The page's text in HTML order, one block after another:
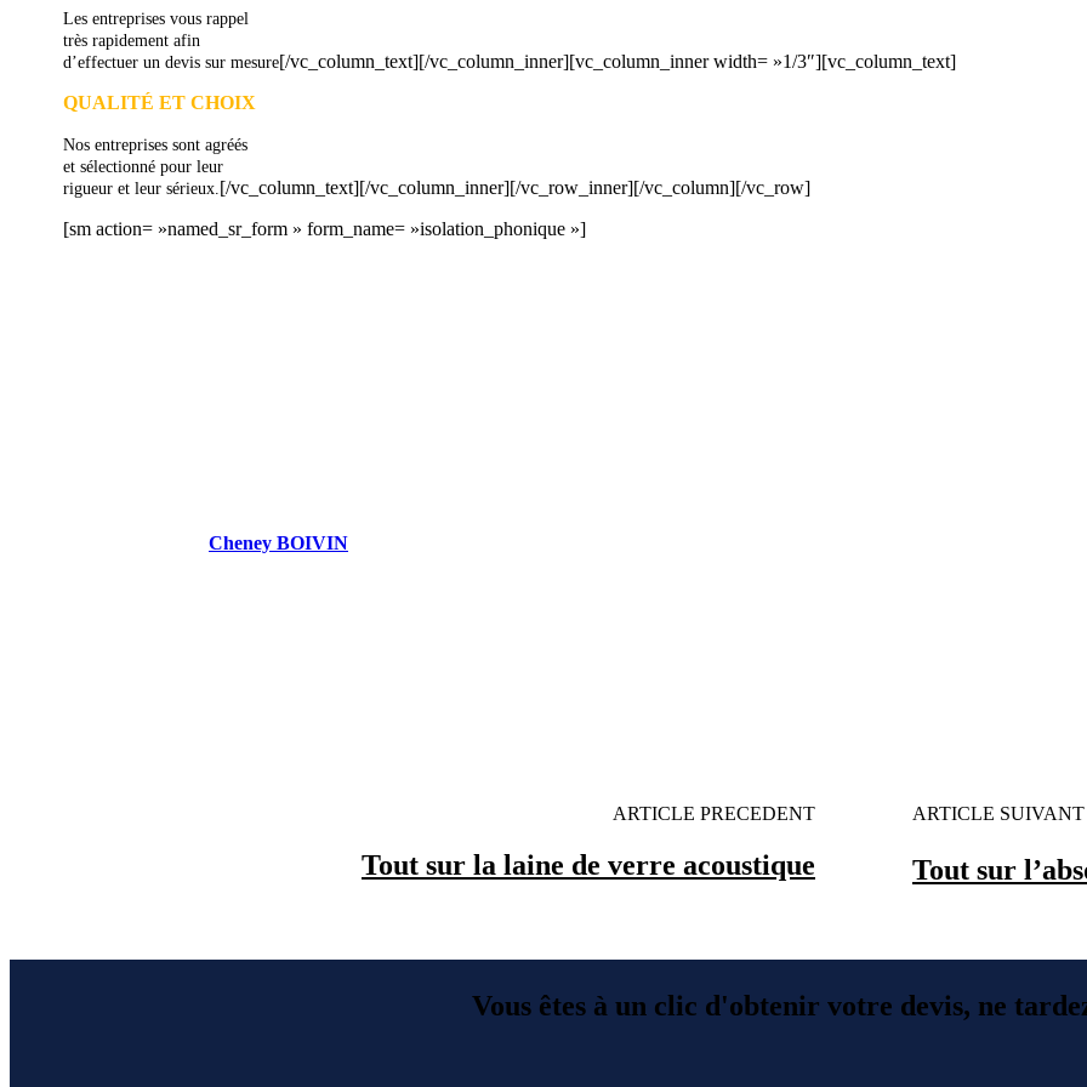
Les entreprises vous rappel
très rapidement afin
d’effectuer un devis sur mesure[/vc_column_text][/vc_column_inner][vc_column_inner width= »1/3″][vc_column_text]
QUALITÉ ET CHOIX
Nos entreprises sont agréés
et sélectionné pour leur
rigueur et leur sérieux.[/vc_column_text][/vc_column_inner][/vc_row_inner][/vc_column][/vc_row]
[sm action= »named_sr_form » form_name= »isolation_phonique »]
Cheney BOIVIN
ARTICLE PRECEDENT
Tout sur la laine de verre acoustique
ARTICLE SUIVANT
Tout sur
Vous êtes à un clic d'obtenir votre devis, ne